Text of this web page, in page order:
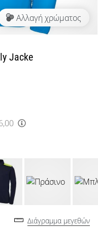
Αλλαγή χρώματος
Jacke
Διάγραμμα μεγεθών